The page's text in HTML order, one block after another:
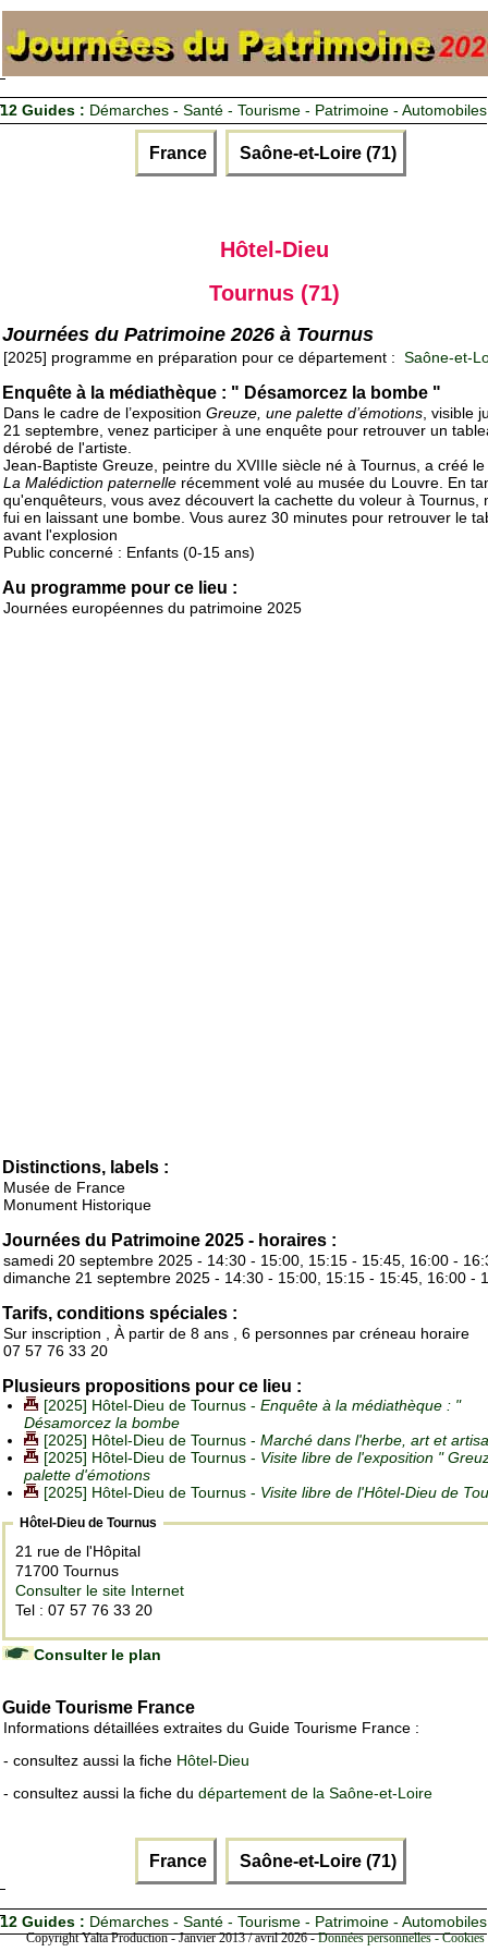
12 Guides : Démarches - Santé - Tourisme - Patrimoine - Automobiles
France Saône-et-Loire (71)
Hôtel-Dieu
Tournus (71)
Journées du Patrimoine 2026 à Tournus
[2025] programme en préparation pour ce département : Saône-et-
Enquête à la médiathèque : " Désamorcez la bombe "
Dans le cadre de l’exposition Greuze, une palette d’émotions, visible
21 septembre, venez participer à une enquête pour retrouver un
dérobé de l'artiste.
Jean-Baptiste Greuze, peintre du XVIIIe siècle né à Tournus, a créé
La Malédiction paternelle récemment volé au musée du Louvre. En
qu'enquêteurs, vous avez découvert la cachette du voleur à Tournus,
fui en laissant une bombe. Vous aurez 30 minutes pour retrouver le
avant l'explosion
Public concerné : Enfants (0-15 ans)
Au programme pour ce lieu :
Journées européennes du patrimoine 2025
Distinctions, labels :
Musée de France
Monument Historique
Journées du Patrimoine 2025 - horaires :
samedi 20 septembre 2025 - 14:30 - 15:00, 15:15 - 15:45, 16:00 -
dimanche 21 septembre 2025 - 14:30 - 15:00, 15:15 - 15:45, 16:00 -
Tarifs, conditions spéciales :
Sur inscription , À partir de 8 ans , 6 personnes par créneau horaire
07 57 76 33 20
Plusieurs propositions pour ce lieu :
[2025] Hôtel-Dieu de Tournus - Enquête à la médiathèque : "
Désamorcez la bombe
[2025] Hôtel-Dieu de Tournus - Marché dans l'herbe, art et
[2025] Hôtel-Dieu de Tournus - Visite libre de l'exposition "
palette d'émotions
[2025] Hôtel-Dieu de Tournus - Visite libre de l'Hôtel-Dieu de
Hôtel-Dieu de Tournus
21 rue de l'Hôpital
71700 Tournus
Consulter le site Internet
Tel : 07 57 76 33 20
Consulter le plan
Guide Tourisme France
Informations détaillées extraites du Guide Tourisme France :
- consultez aussi la fiche Hôtel-Dieu
- consultez aussi la fiche du département de la Saône-et-Loire
France Saône-et-Loire (71)
12 Guides : Démarches - Santé - Tourisme - Patrimoine - Automobiles
Copyright Yalta Production - Janvier 2013 / avril 2026 -Données personnelles -